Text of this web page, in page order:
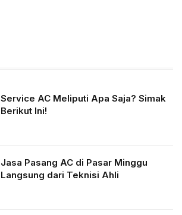
Service AC Meliputi Apa Saja? Simak
Berikut Ini!
Jasa Pasang AC di Pasar Minggu
Langsung dari Teknisi Ahli